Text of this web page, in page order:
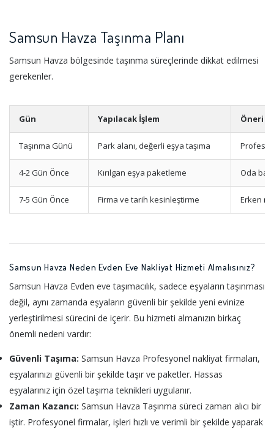
Samsun Havza Taşınma Planı
Samsun Havza bölgesinde taşınma süreçlerinde dikkat edilmesi
gerekenler.
Gün Yapılacak İşlem Öneri
Taşınma Günü Park alanı, değerli eşya taşıma
4-2 Gün Önce Kırılgan eşya paketleme Oda
7-5 Gün Önce Firma ve tarih kesinleştirme Erken
Samsun Havza Neden Evden Eve Nakliyat Hizmeti Almalısınız?
Samsun Havza Evden eve taşımacılık, sadece eşyaların taşınması
değil, aynı zamanda eşyaların güvenli bir şekilde yeni evinize
yerleştirilmesi sürecini de içerir. Bu hizmeti almanızın birkaç
önemli nedeni vardır:
Güvenli Taşıma: Samsun Havza Profesyonel nakliyat firmaları,
eşyalarınızı güvenli bir şekilde taşır ve paketler. Hassas
eşyalarınız için özel taşıma teknikleri uygulanır.
Zaman Kazancı: Samsun Havza Taşınma süreci zaman alıcı bir
iştir. Profesyonel firmalar, işleri hızlı ve verimli bir şekilde yaparak